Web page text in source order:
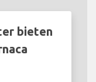
bieten